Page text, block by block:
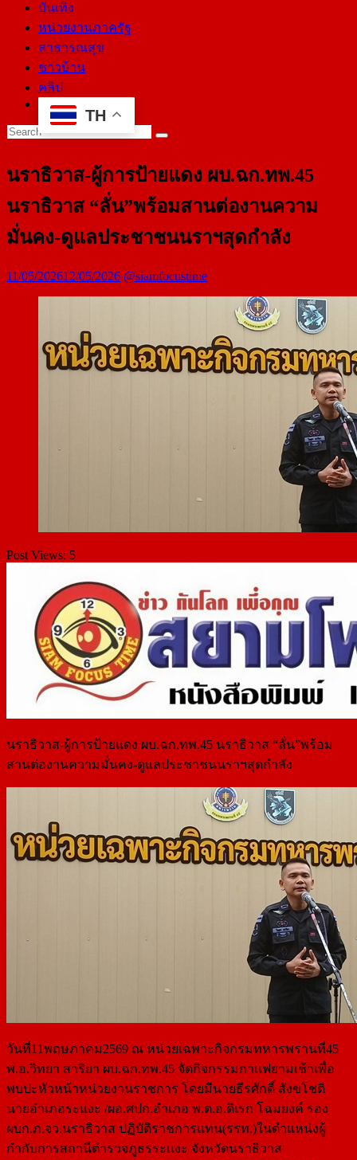
บันเทิง
หน่วยงานภาครัฐ
สาธารณสุข
ชาวบ้าน
คลิป
TH
นราธิวาส-ผู้การป้ายแดง ผบ.ฉก.ทพ.45
นราธิวาส “ลั่น”พร้อมสานต่องานความ
มั่นคง-ดูแลประชาชนนราฯสุดกำลัง
11/05/202612/05/2026 @siamfocustime
Post Views: 5
นราธิวาส-ผู้การป้ายแดง ผบ.ฉก.ทพ.45 นราธิวาส “ลั่น”พร้อม
สานต่องานความมั่นคง-ดูแลประชาชนนราฯสุดกำลัง
วันที่11พฤษภาคม2569 ณ หน่วยเฉพาะกิจกรมทหารพรานที่45
พ.อ.วิทยา สาริยา ผบ.ฉก.ทพ.45 จัดกิจกรรมกาแฟยามเช้าเพื่อ
พบปะหัวหน้าหน่วยงานราชการ โดยมีนายธีรศักดิ์ สังขโชติ
นายอำเภอระแงะ /ผอ.ศปก.อำเภอ พ.ต.อ.ดิเรก โฉมยงค์ รอง
ผบก.ภ.จว.นราธิวาส ปฏิบัติราชการแทน(รรท.)ในตำแหน่งผู้
กำกับการสถานีตำรวจภูธรระแงะ จังหวัดนราธิวาส